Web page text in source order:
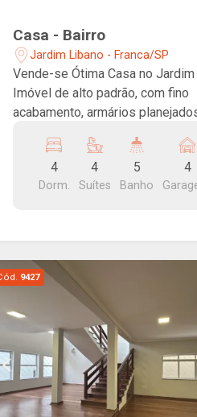
Casa - Bairro
Jardim Libano - Franca/SP
Vende-se Ótima Casa no
Imóvel de alto padrão, com fino
acabamento, armários
varanda gourmet e garagem para
carros.4
Dorm.
4
Suítes
5
Banho
4
9427